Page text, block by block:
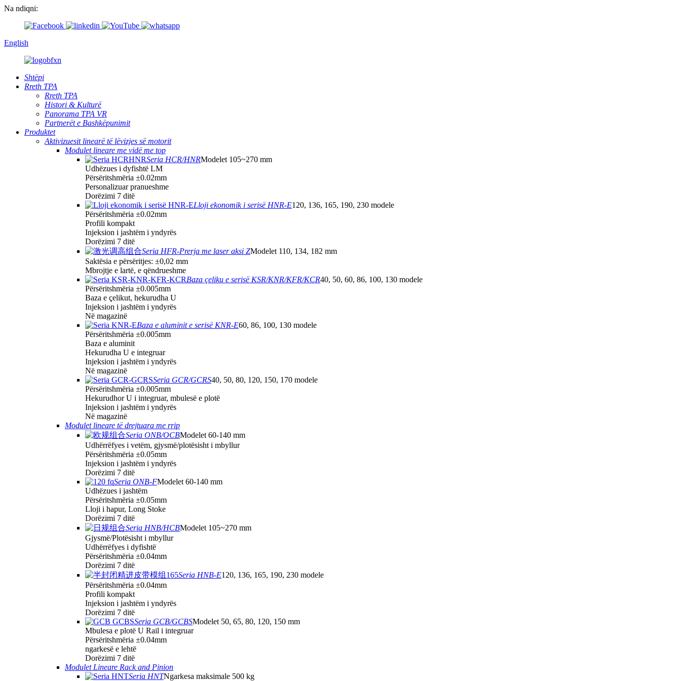
Na ndiqni:
English
Shtëpi
Rreth TPA
Rreth TPA
Histori & Kulturë
Panorama TPA VR
Partnerët e Bashkëpunimit
Produktet
Aktivizuesit linearë të lëvizjes së motorit
Modulet lineare me vidë me top
Seria HCR/HNRModelet 105~270 mm
Udhëzues i dyfishtë LM
Përsëritshmëria ±0.02mm
Personalizuar pranueshme
Dorëzimi 7 ditë
Lloji ekonomik i serisë HNR-E120, 136, 165, 190, 230 modele
Përsëritshmëria ±0.02mm
Profili kompakt
Injeksion i jashtëm i yndyrës
Dorëzimi 7 ditë
Seria HFR-Prerja me laser aksi ZModelet 110, 134, 182 mm
Saktësia e përsëritjes: ±0,02 mm
Mbrojtje e lartë, e qëndrueshme
Baza çeliku e serisë KSR/KNR/KFR/KCR40, 50, 60, 86, 100, 130 modele
Përsëritshmëria ±0.005mm
Baza e çelikut, hekurudha U
Injeksion i jashtëm i yndyrës
Në magazinë
Baza e aluminit e serisë KNR-E60, 86, 100, 130 modele
Përsëritshmëria ±0.005mm
Baza e aluminit
Hekurudha U e integruar
Injeksion i jashtëm i yndyrës
Në magazinë
Seria GCR/GCRS40, 50, 80, 120, 150, 170 modele
Përsëritshmëria ±0.005mm
Hekurudhor U i integruar, mbulesë e plotë
Injeksion i jashtëm i yndyrës
Në magazinë
Modulet lineare të drejtuara me rrip
Seria ONB/OCBModelet 60-140 mm
Udhërrëfyes i vetëm, gjysmë/plotësisht i mbyllur
Përsëritshmëria ±0.05mm
Injeksion i jashtëm i yndyrës
Dorëzimi 7 ditë
Seria ONB-FModelet 60-140 mm
Udhëzues i jashtëm
Përsëritshmëria ±0.05mm
Lloji i hapur, Long Stoke
Dorëzimi 7 ditë
Seria HNB/HCBModelet 105~270 mm
Gjysmë/Plotësisht i mbyllur
Udhërrëfyes i dyfishtë
Përsëritshmëria ±0.04mm
Dorëzimi 7 ditë
Seria HNB-E120, 136, 165, 190, 230 modele
Përsëritshmëria ±0.04mm
Profili kompakt
Injeksion i jashtëm i yndyrës
Dorëzimi 7 ditë
Seria GCB/GCBSModelet 50, 65, 80, 120, 150 mm
Mbulesa e plotë U Rail i integruar
Përsëritshmëria ±0.04mm
ngarkesë e lehtë
Dorëzimi 7 ditë
Modulet Lineare Rack and Pinion
Seria HNTNgarkesa maksimale 500 kg